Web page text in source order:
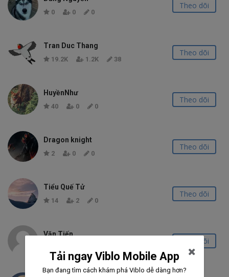
0 0 0
Theo dõi
Tran Duc Thang
19.2K 1.2K 38
Theo dõi
HuyềnNhư
40 0 0
Theo dõi
Dragon knight
2 0 0
Theo dõi
Tiểu Quế Tử
14 2 0
Theo dõi
Văn Tiến
Theo dõi
Tải ngay Viblo Mobile App
Bạn đang tìm cách khám phá Viblo dễ dàng hơn?